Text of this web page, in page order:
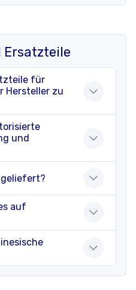
Ersatzteile
für
Hersteller zu
und
geliefert?
auf